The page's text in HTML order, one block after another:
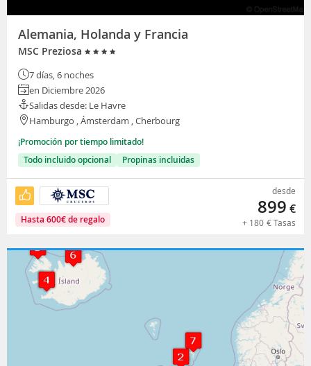
Alemania, Holanda y Francia
MSC Preziosa
7 días, 6 noches
en Diciembre 2026
Salidas desde: Le Havre
Hamburgo , Ámsterdam , Cherbourg
¡Promoción por tiempo limitado!
Todo incluido opcional
Propinas incluidas
Hasta 600€de regalo
desde
899 €
+ 180 €Tasas